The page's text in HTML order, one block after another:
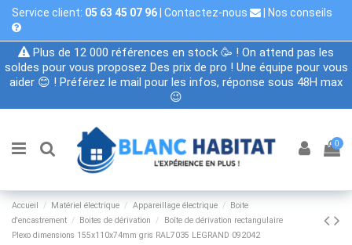
Service client: 05 63 45 07 96 Contactez-nous Nos conseils
Plus de 12 000 références en stock 🥳 ! On attend pas les
soldes pour vous proposez Des prix de pro ! Une équipe pour vous
aider 😊 ! Préférez le mail pour les infos, réponse sous 48H max
😉
0
Accueil Matériel électrique Appareillage électrique
Boite
d'encastrement
Boites de dérivation
Boîte de dérivation rectangulaire
Plexo dimensions 155x110x74mm gris RAL7035 LEGRAND 092042